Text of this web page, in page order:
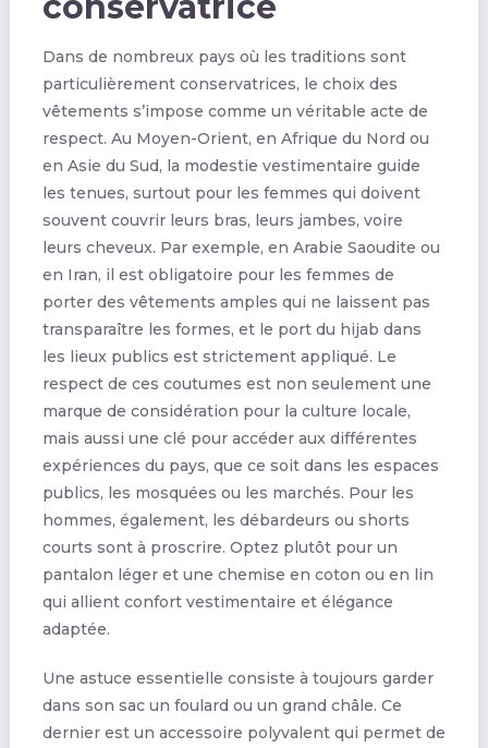
Dans de nombreux pays où les traditions sont
particulièrement conservatrices, le choix des
vêtements s’impose comme un véritable acte de
respect. Au Moyen-Orient, en Afrique du Nord ou
en Asie du Sud, la modestie vestimentaire guide
les tenues, surtout pour les femmes qui doivent
souvent couvrir leurs bras, leurs jambes, voire
leurs cheveux. Par exemple, en Arabie Saoudite ou
en Iran, il est obligatoire pour les femmes de
porter des vêtements amples qui ne laissent pas
transparaître les formes, et le port du hijab dans
les lieux publics est strictement appliqué. Le
respect de ces coutumes est non seulement une
marque de considération pour la culture locale,
mais aussi une clé pour accéder aux différentes
expériences du pays, que ce soit dans les espaces
publics, les mosquées ou les marchés. Pour les
hommes, également, les débardeurs ou shorts
courts sont à proscrire. Optez plutôt pour un
pantalon léger et une chemise en coton ou en lin
qui allient confort vestimentaire et élégance
adaptée.
Une astuce essentielle consiste à toujours garder
dans son sac un foulard ou un grand châle. Ce
dernier est un accessoire polyvalent qui permet de